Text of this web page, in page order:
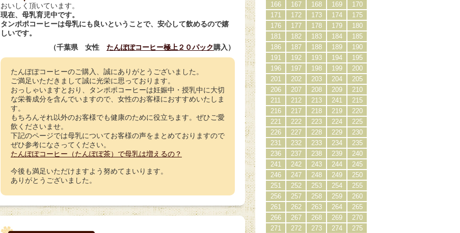
おいしく頂いています。
現在、母乳育児中です。
タンポポコーヒーは母乳にも良いということで、安心して飲めるので嬉
しいです。
（千葉県 女性 たんぽぽコーヒー極上２０パック 購入）
たんぽぽコーヒーのご購入、誠にありがとうございました。
ご満足いただきまして誠に光栄に思っております。
おっしゃいますとおり、タンポポコーヒーは妊娠中・授乳中に大切
な栄養成分を含んでいますので、女性のお客様におすすめいたしま
す。
もちろんそれ以外のお客様でも健康のために役立ちます。ぜひご愛
飲くださいませ。
下記のページでは母乳についてお客様の声をまとめておりますので
ぜひ参考になさってください。
たんぽぽコーヒー（たんぽぽ茶）で母乳は増えるの？
今後も満足いただけますよう努めてまいります。
ありがとうございました。
166
167 168 169
170
171
172 173 174
175
176
177 178 179
180
181
182 183 184
185
186
187 188 189
190
191
192 193 194
195
196
197 198 199
200
201
202 203 204
205
206
207 208 209
210
211
212 213 241
215
216
217 218 219
220
221
222 223 224
225
226
227 228 229
230
231
232 233 234
235
236
237 238 239
240
241
242 243 244
245
246
247 248 249
250
251
252 253 254
255
256
257 258 259
260
261
262 263 264
265
266
267 268 269
270
271
272 273 274
275